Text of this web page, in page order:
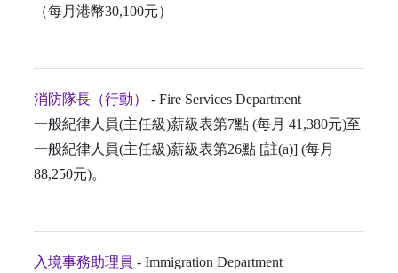
（每月港幣30,100元）
消防隊長（行動）
- Fire Services Department
一般紀律人員(主任級)薪級表第7點 (每月 41,380元)至
一般紀律人員(主任級)薪級表第26點 [註(a)] (每月
88,250元)。
入境事務助理員 - Immigration Department